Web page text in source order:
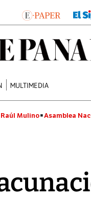
MULTIMEDIA
Raúl Mulino Asamblea